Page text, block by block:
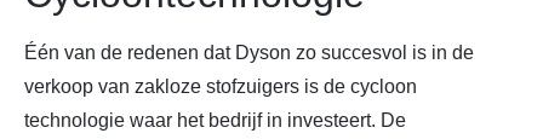
Één van de redenen dat Dyson zo succesvol is in de
verkoop van zakloze stofzuigers is de cycloon
technologie waar het bedrijf in investeert. De